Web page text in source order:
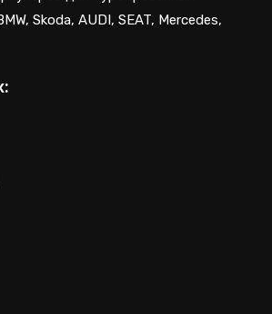
Skoda, AUDI, SEAT, Mercedes,